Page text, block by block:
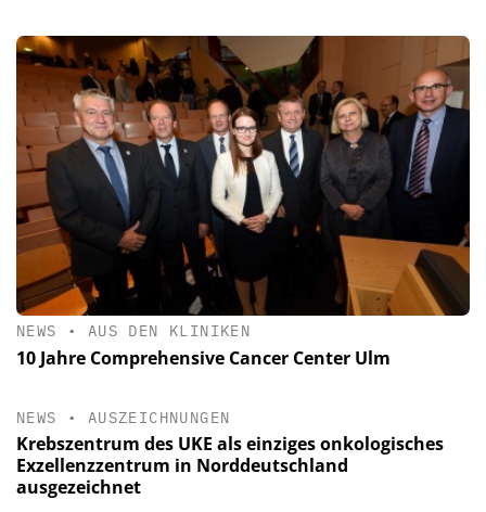
NEWS • AUS DEN KLINIKEN
10 Jahre Comprehensive Cancer Center Ulm
NEWS • AUSZEICHNUNGEN
Krebszentrum des UKE als einziges onkologisches
Exzellenzzentrum in Norddeutschland
ausgezeichnet